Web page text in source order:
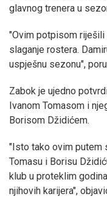
glavnog trenera u
"Ovim potpisom riješili
slaganje rostera.
uspješnu sezonu",
Zabok je ujedno
Ivanom Tomasom i
Borisom Džidićem.
"Isto tako ovim putem
Tomasu i Borisu
klub u proteklim
njihovih karijera",